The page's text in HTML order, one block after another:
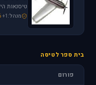
מנהל:+1
בית ספר לטיסה
פורום